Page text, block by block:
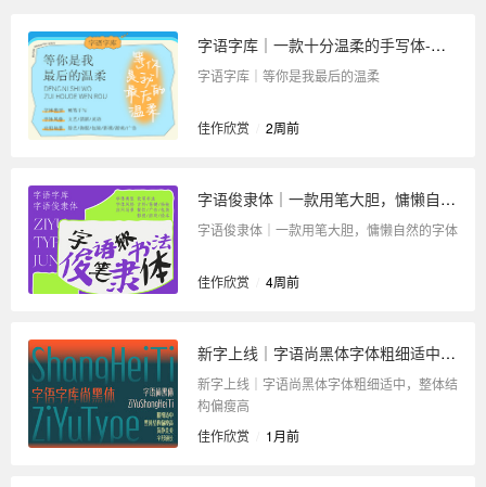
字语字库｜一款十分温柔的手写体-等你是我最后的温柔
字语字库｜等你是我最后的温柔
佳作欣赏 2周前
字语俊隶体｜一款用笔大胆，慵懒自然的字体
字语俊隶体｜一款用笔大胆，慵懒自然的字体
佳作欣赏 4周前
新字上线｜字语尚黑体字体粗细适中，整体结构偏瘦高
新字上线｜字语尚黑体字体粗细适中，整体结
构偏瘦高
佳作欣赏
1月前